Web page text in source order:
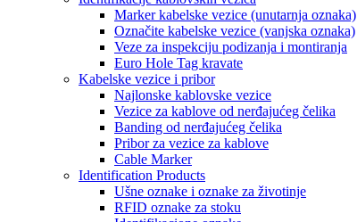
Marker kabelske vezice (unutarnja oznaka)
Označite kabelske vezice (vanjska oznaka)
Veze za inspekciju podizanja i montiranja
Euro Hole Tag kravate
Kabelske vezice i pribor
Najlonske kablovske vezice
Vezice za kablove od nerđajućeg čelika
Banding od nerđajućeg čelika
Pribor za vezice za kablove
Cable Marker
Identification Products
Ušne oznake i oznake za životinje
RFID oznake za stoku